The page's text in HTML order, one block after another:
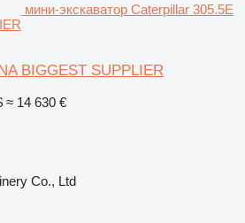
мини-экскаватор Caterpillar 305.5E
BIGGEST SUPPLIER
≈ 14 630 €
Co., Ltd